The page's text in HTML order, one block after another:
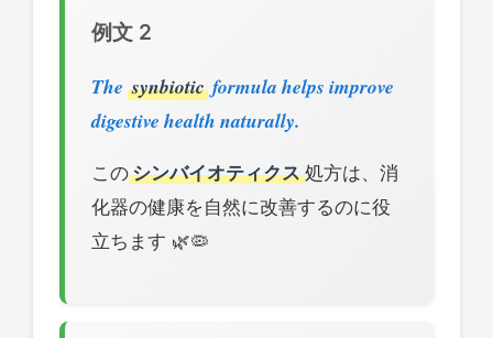
例文 2
The synbiotic formula helps improve
digestive health naturally.
このシンバイオティクス処方は、消
化器の健康を自然に改善するのに役
立ちます 🌿🦠